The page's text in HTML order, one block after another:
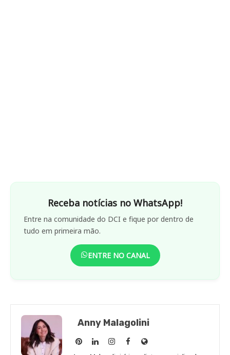
Receba notícias no WhatsApp!
Entre na comunidade do DCI e fique por dentro de
tudo em primeira mão.
ENTRE NO CANAL
Anny Malagolini
AnnyAnnyAnnyAnnySite